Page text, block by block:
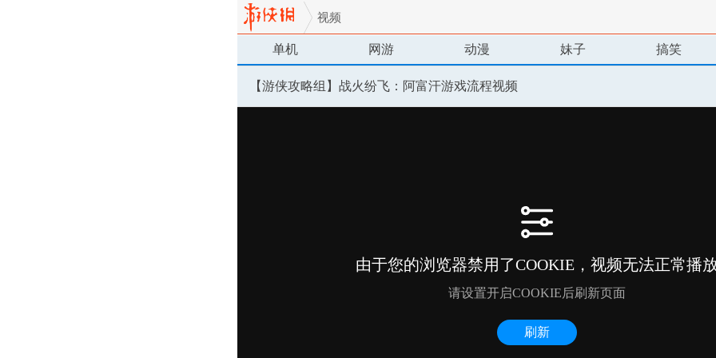
视频
单机 网游 动漫 妹子 搞笑
【游侠攻略组】战火纷飞：阿富汗游戏流程视频